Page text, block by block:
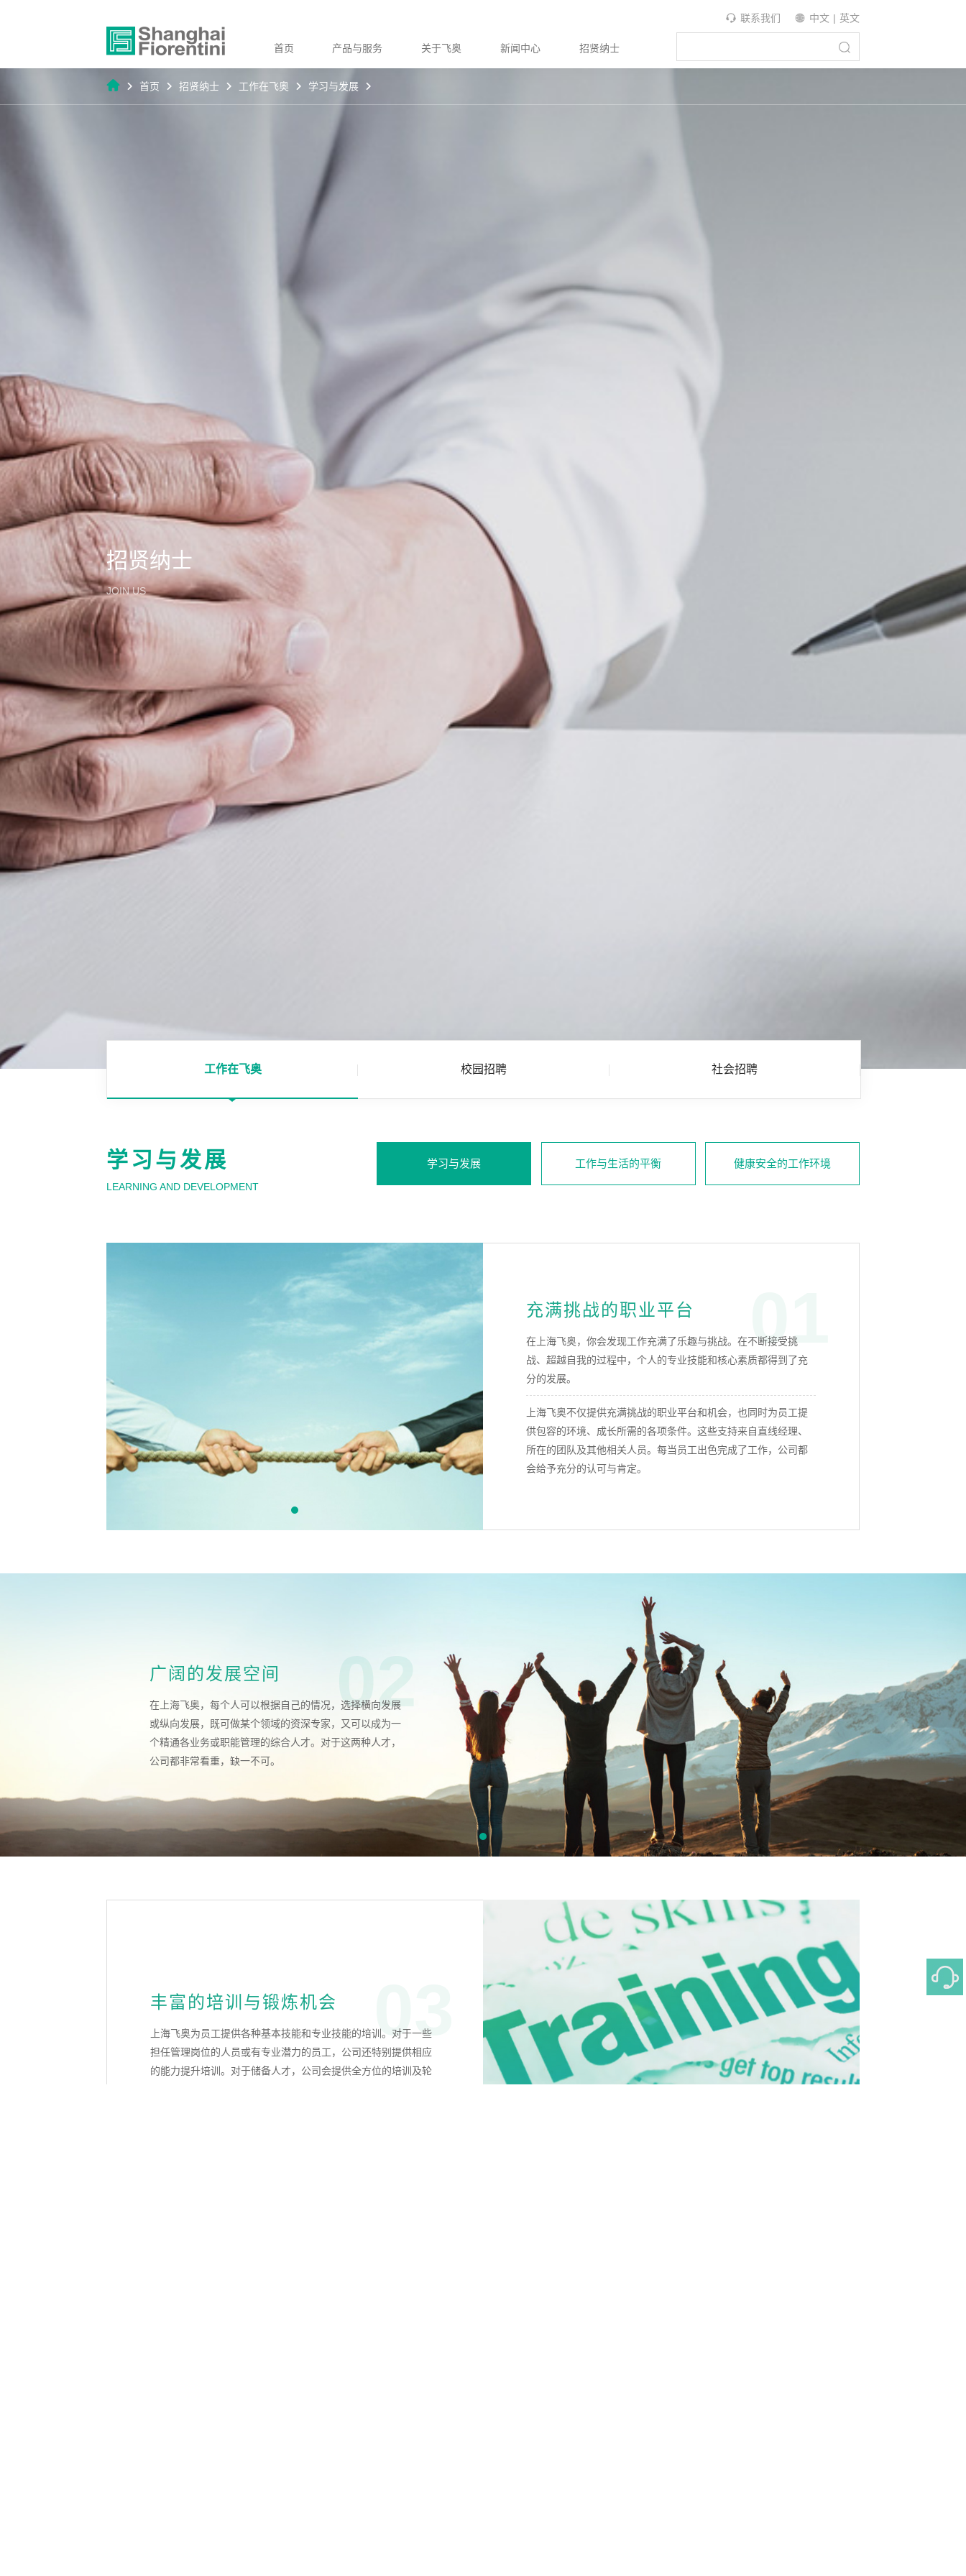
首页 产品与服务 关于飞奥 新闻中心 招贤纳士
联系我们 中文 | 英文
首页 招贤纳士 工作在飞奥 学习与发展
招贤纳士
JOIN US
工作在飞奥 校园招聘 社会招聘
学习与发展
LEARNING AND DEVELOPMENT
学习与发展 工作与生活的平衡 健康安全的工作环境
01
充满挑战的职业平台
在上海飞奥，你会发现工作充满了乐趣与挑战。在不断接受挑
战、超越自我的过程中，个人的专业技能和核心素质都得到了充
分的发展。
上海飞奥不仅提供充满挑战的职业平台和机会，也同时为员工提
供包容的环境、成长所需的各项条件。这些支持来自直线经理、
所在的团队及其他相关人员。每当员工出色完成了工作，公司都
会给予充分的认可与肯定。
02
广阔的发展空间
在上海飞奥，每个人可以根据自己的情况，选择横向发展
或纵向发展，既可做某个领域的资深专家，又可以成为一
个精通各业务或职能管理的综合人才。对于这两种人才，
公司都非常看重，缺一不可。
03
丰富的培训与锻炼机会
上海飞奥为员工提供各种基本技能和专业技能的培训。对于一些
担任管理岗位的人员或有专业潜力的员工，公司还特别提供相应
的能力提升培训。对于储备人才，公司会提供全方位的培训及轮